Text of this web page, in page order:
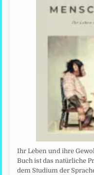
Ihr Leben und ihre
Buch ist das natürliche
dem Studium der